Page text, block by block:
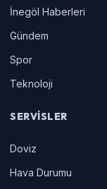
İnegöl Haberleri
Gündem
Spor
Teknoloji
SERVISLER
Doviz
Hava Durumu